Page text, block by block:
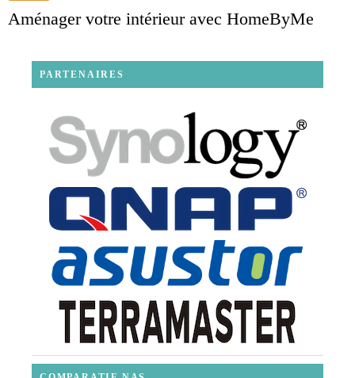
Aménager votre intérieur avec HomeByMe
PARTENAIRES